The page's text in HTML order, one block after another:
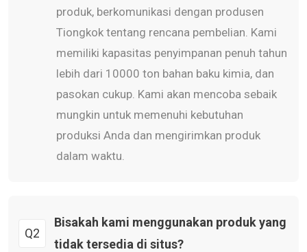
produk, berkomunikasi dengan produsen
Tiongkok tentang rencana pembelian. Kami
memiliki kapasitas penyimpanan penuh tahun
lebih dari 10000 ton bahan baku kimia, dan
pasokan cukup. Kami akan mencoba sebaik
mungkin untuk memenuhi kebutuhan
produksi Anda dan mengirimkan produk
dalam waktu.
Q2
Bisakah kami menggunakan produk yang
tidak tersedia di situs?